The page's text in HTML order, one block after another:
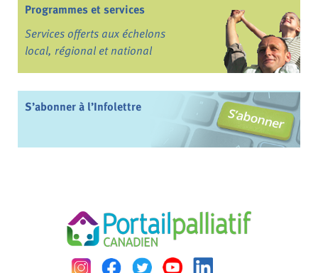
Programmes et services
Services offerts aux échelons
local, régional et national
S’abonner à l’Infolettre